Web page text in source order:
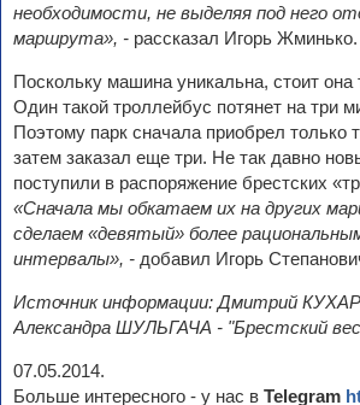
необходимости, не выделяя под него
маршрута», - рассказал Игорь Жминько.
Поскольку машина уникальна, стоит
Один такой троллейбус потянет на три
Поэтому парк сначала приобрел только
затем заказал еще три. Не так давно
поступили в распоряжение брестских
«Сначала мы обкатаем их на других
сделаем «девятый» более
интервалы», - добавил Игорь
Источник информации: Дмитрий
Александра ШУЛЬГАЧА - "Брестский
07.05.2014.
Больше интересного - у нас в Telegram